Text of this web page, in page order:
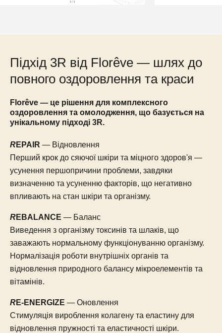
Підхід 3R від Florêve — шлях до
повного оздоровлення та краси
Florêve — це рішення для комплексного
оздоровлення та омолодження, що базується на
унікальному підході 3R.
REPAIR — Відновлення
Перший крок до сяючої шкіри та міцного здоров'я —
усунення першопричини проблеми, завдяки
визначенню та усуненню факторів, що негативно
впливають на стан шкіри та організму.
REBALANCE — Баланс
Виведення з організму токсинів та шлаків, що
заважають нормальному функціонуванню організму.
Нормалізація роботи внутрішніх органів та
відновлення природного балансу мікроелементів та
вітамінів.
RE-ENERGIZE — Оновлення
Стимуляція вироблення колагену та еластину для
відновлення пружності та еластичності шкіри.